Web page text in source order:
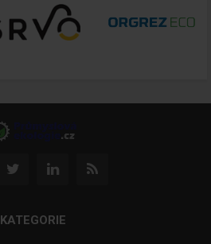
KATEGORIE